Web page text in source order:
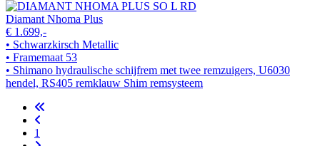
Diamant Nhoma Plus
€ 1.699,-
• Schwarzkirsch Metallic
• Framemaat 53
• Shimano hydraulische schijfrem met twee remzuigers, U6030
hendel, RS405 remklauw Shim remsysteem
1